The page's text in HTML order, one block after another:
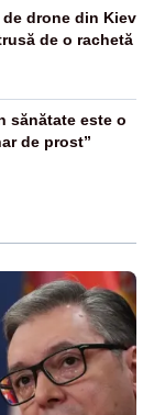
drone din Kiev
de o rachetă
sănătate este o
de prost”